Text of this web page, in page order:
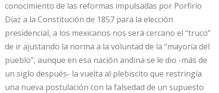
conocimiento de las reformas impulsadas por Porfirio
Díaz a la Constitución de 1857 para la elección
presidencial, a los mexicanos nos será cercano el “truco”
de ir ajustando la norma a la voluntad de la “mayoría del
pueblo”, aunque en esa nación andina se le dio -más de
un siglo después- la vuelta al plebiscito que restringía
una nueva postulación con la falsedad de un supuesto